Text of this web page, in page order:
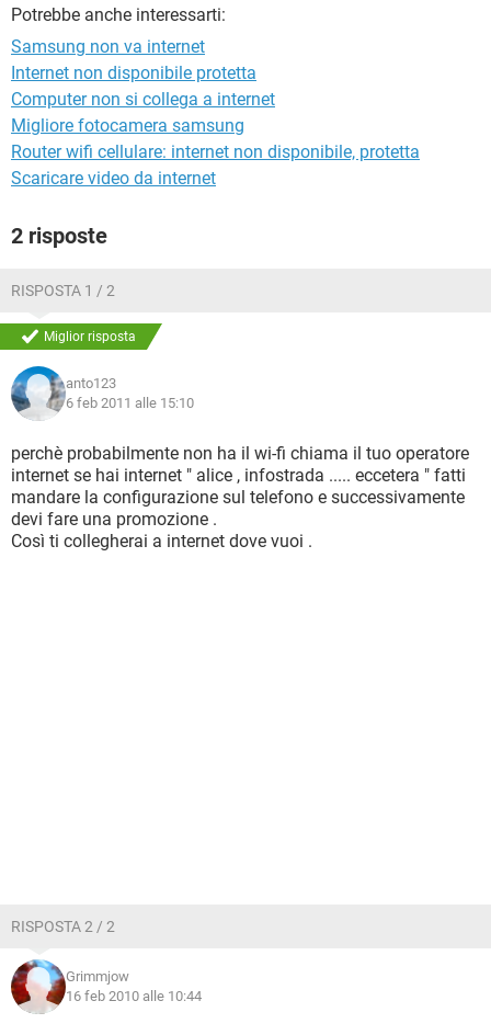
TIKTOK
HARDWARE
Potrebbe anche interessarti:
Samsung non va internet
Internet non disponibile protetta
Computer non si collega a internet
Migliore fotocamera samsung
Router wifi cellulare: internet non disponibile, protetta
Scaricare video da internet
2 risposte
RISPOSTA 1 / 2
Miglior risposta
anto123
6 feb 2011 alle 15:10
perchè probabilmente non ha il wi-fi chiama il tuo operatore
internet se hai internet " alice , infostrada ..... eccetera " fatti
mandare la configurazione sul telefono e successivamente
devi fare una promozione .
Così ti collegherai a internet dove vuoi .
RISPOSTA 2 / 2
Grimmjow
16 feb 2010 alle 10:44